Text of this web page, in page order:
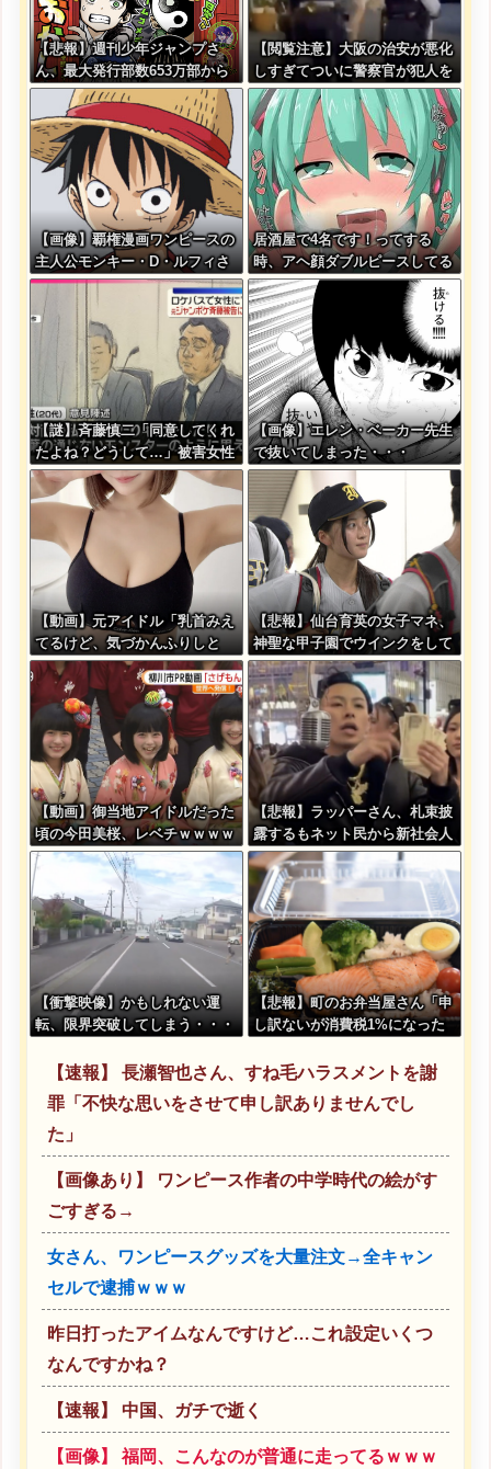
【悲報】週刊少年ジャンプさ
ん、最大発行部数653万部から
急降下でついに100万部を割っ
てしまう
【閲覧注意】大阪の治安が悪化
しすぎてついに警察官が犯人を
銃殺。いよいよアメリカみたい
になってきたな
【画像】覇権漫画ワンピースの
主人公モンキー・D・ルフィさ
ん、変わり果てた姿で発見され
る・・・
居酒屋で4名です！ってする
時、アヘ顔ダブルピースしてる
みたいになるの恥ずかしいんや
が
【謎】斉藤慎二「同意してくれ
たよね？どうして…」被害女性
「彼は言葉が通じないモンスタ
ー」
【画像】エレン・ベーカー先生
で抜いてしまった・・・
【動画】元アイドル「乳首みえ
てるけど、気づかんふりしと
こ」
【悲報】仙台育英の女子マネ、
神聖な甲子園でウインクをして
しまう
【動画】御当地アイドルだった
頃の今田美桜、レベチｗｗｗｗ
ｗｗｗｗｗｗｗｗｗｗｗｗｗｗ
【悲報】ラッパーさん、札束披
露するもネット民から新社会人
の初ボーナスくらいしかないと
笑われる
【衝撃映像】かもしれない運
転、限界突破してしまう・・・
【悲報】町のお弁当屋さん「申
し訳ないが消費税1%になった
わ」
【速報】 長瀬智也さん、すね毛ハラスメントを謝
罪「不快な思いをさせて申し訳ありませんでし
た」
【画像あり】 ワンピース作者の中学時代の絵がす
ごすぎる→
女さん、ワンピースグッズを大量注文→全キャン
セルで逮捕ｗｗｗ
昨日打ったアイムなんですけど…これ設定いくつ
なんですかね？
【速報】 中国、ガチで逝く
【画像】 福岡、こんなのが普通に走ってるｗｗｗ